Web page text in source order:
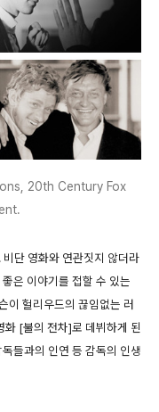
20th Century Fox
단 영화와 연관짓지 않더라
은 이야기를 접할 수 있는
이 헐리우드의 끊임없는 러
화 [불의 전차]로 데뷔하게 된
들과의 인연 등 감독의 인생